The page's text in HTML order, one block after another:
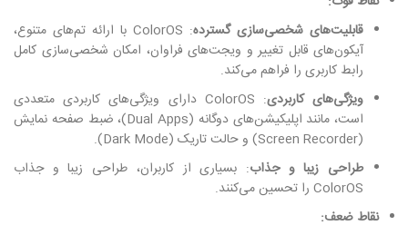
قابلیت‌های شخصی‌سازی گسترده
: ColorOS با ارائه تم‌های متنوع،
آیکون‌های قابل تغییر و ویجت‌های فراوان، امکان شخصی‌سازی کامل
رابط کاربری را فراهم می‌کند.
ویژگی‌های کاربردی
: ColorOS دارای ویژگی‌های کاربردی متعددی
است، مانند اپلیکیشن‌های دوگانه (Dual Apps)، ضبط صفحه نمایش
(Screen Recorder) و حالت تاریک (Dark Mode).
طراحی زیبا و جذاب: بسیاری از کاربران، طراحی زیبا و جذاب
ColorOS را تحسین می‌کنند.
نقاط ضعف: